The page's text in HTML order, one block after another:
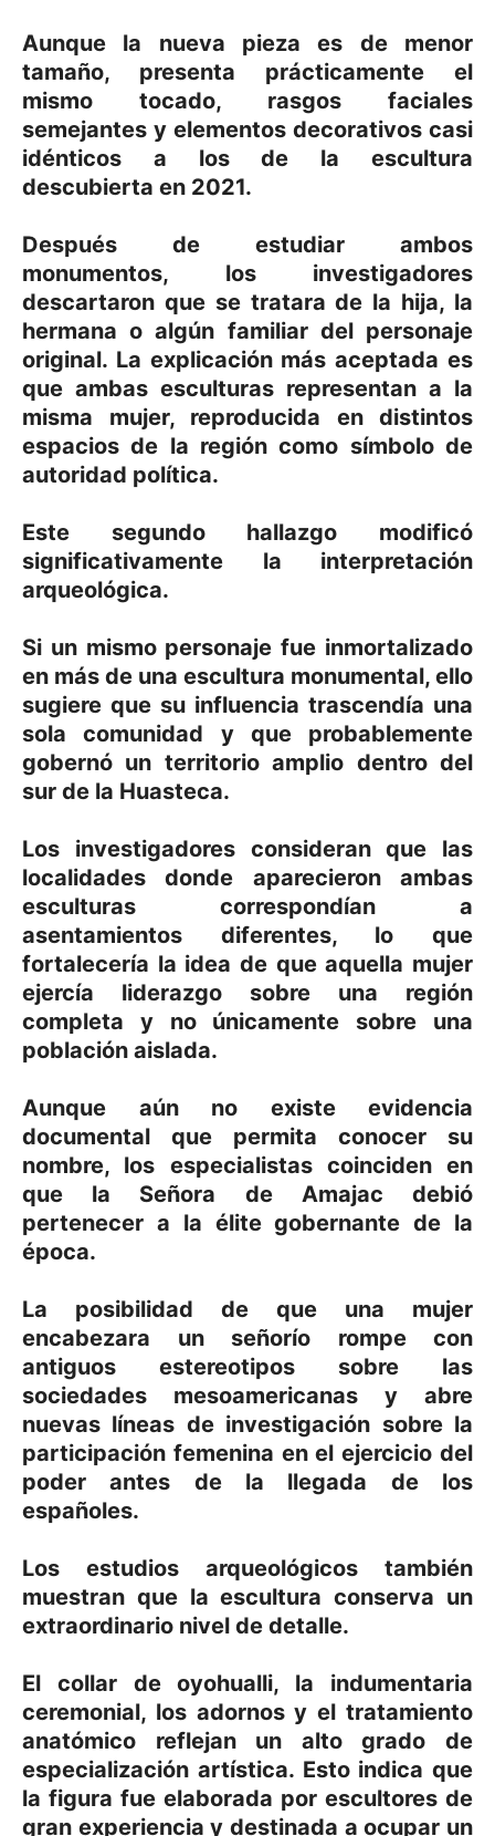
Aunque la nueva pieza es de menor
tamaño, presenta prácticamente el
mismo tocado, rasgos faciales
semejantes y elementos decorativos casi
idénticos a los de la escultura
descubierta en 2021.
Después de estudiar ambos
monumentos, los investigadores
descartaron que se tratara de la hija, la
hermana o algún familiar del personaje
original. La explicación más aceptada es
que ambas esculturas representan a la
misma mujer, reproducida en distintos
espacios de la región como símbolo de
autoridad política.
Este segundo hallazgo modificó
significativamente la interpretación
arqueológica.
Si un mismo personaje fue inmortalizado
en más de una escultura monumental, ello
sugiere que su influencia trascendía una
sola comunidad y que probablemente
gobernó un territorio amplio dentro del
sur de la Huasteca.
Los investigadores consideran que las
localidades donde aparecieron ambas
esculturas correspondían a
asentamientos diferentes, lo que
fortalecería la idea de que aquella mujer
ejercía liderazgo sobre una región
completa y no únicamente sobre una
población aislada.
Aunque aún no existe evidencia
documental que permita conocer su
nombre, los especialistas coinciden en
que la Señora de Amajac debió
pertenecer a la élite gobernante de la
época.
La posibilidad de que una mujer
encabezara un señorío rompe con
antiguos estereotipos sobre las
sociedades mesoamericanas y abre
nuevas líneas de investigación sobre la
participación femenina en el ejercicio del
poder antes de la llegada de los
españoles.
Los estudios arqueológicos también
muestran que la escultura conserva un
extraordinario nivel de detalle.
El collar de oyohualli, la indumentaria
ceremonial, los adornos y el tratamiento
anatómico reflejan un alto grado de
especialización artística. Esto indica que
la figura fue elaborada por escultores de
gran experiencia y destinada a ocupar un